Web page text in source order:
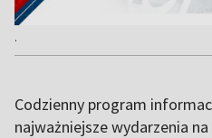
.
Codzienny program
najważniejsze wydarzenia